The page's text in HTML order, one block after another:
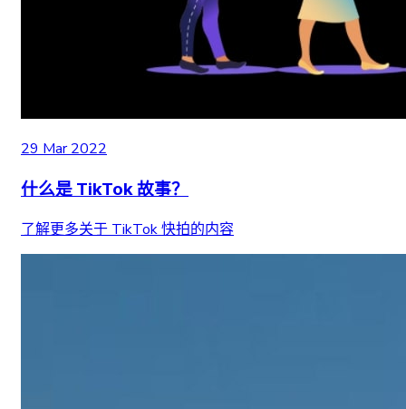
29 Mar 2022
什么是 TikTok 故事？
了解更多关于 TikTok 快拍的内容